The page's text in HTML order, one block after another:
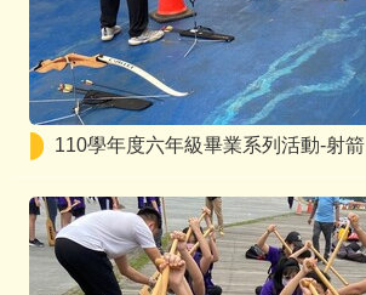
110學年度六年級畢業系列活動-射箭